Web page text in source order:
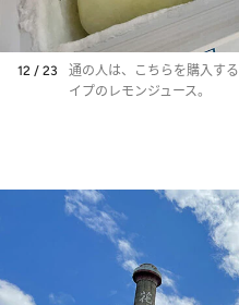
12 / 23
通の人は、こちらを購入す
イプのレモンジュース。